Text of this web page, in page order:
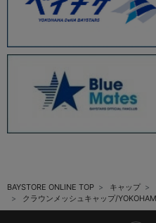
BAYSTORE ONLINE TOP キャップ
クラウンメッシュキャップ/